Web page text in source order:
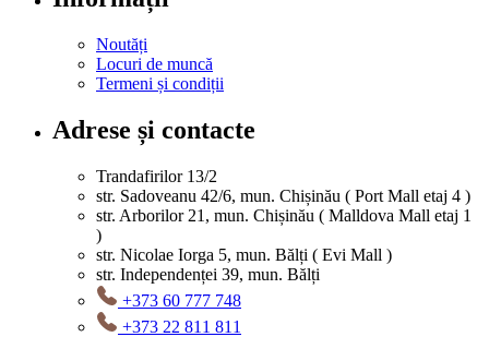
Noutăți
Locuri de muncă
Termeni și condiții
Adrese și contacte
Trandafirilor 13/2
str. Sadoveanu 42/6, mun. Chișinău ( Port Mall etaj 4 )
str. Arborilor 21, mun. Chișinău ( Malldova Mall etaj 1
)
str. Nicolae Iorga 5, mun. Bălți ( Evi Mall )
str. Independenței 39, mun. Bălți
+373 60 777 748
+373 22 811 811